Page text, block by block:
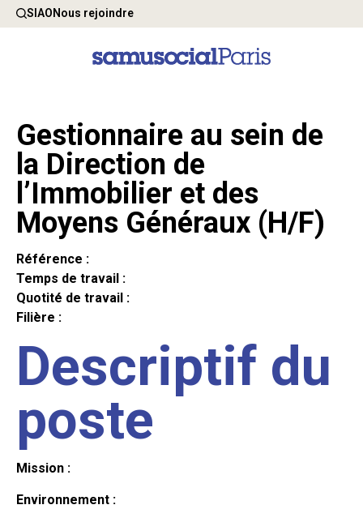
SIAONous rejoindre
Gestionnaire au sein de
la Direction de
l’Immobilier et des
Moyens Généraux (H/F)
Référence :
Temps de travail :
Quotité de travail :
Filière :
Descriptif du
poste
Mission :
Environnement :